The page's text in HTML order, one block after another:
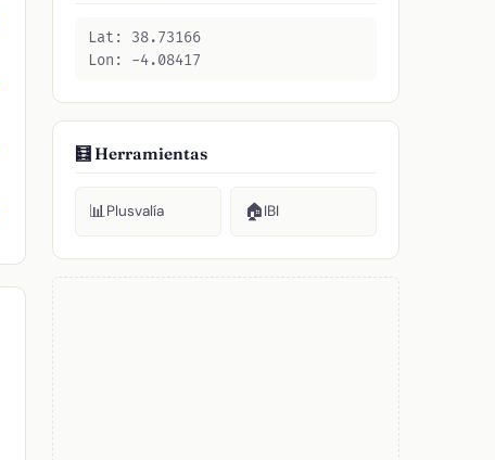
Lat: 38.73166
Lon: -4.08417
🧮 Herramientas
📊Plusvalía 🏠IBI